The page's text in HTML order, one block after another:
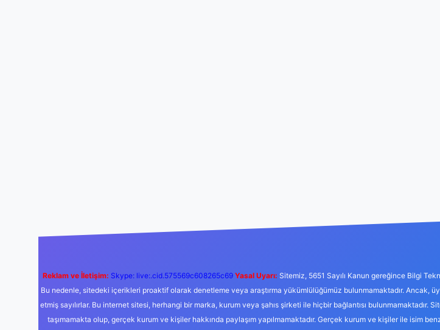
Reklam ve İletişim: Skype: live:.cid.575569c608265c69 Yasal Uyarı: Sitemiz, 5651 Sayılı Kanun gereğince Bilgi
Bu nedenle, sitedeki içerikleri proaktif olarak denetleme veya araştırma yükümlülüğümüz bulunmamaktadır. Ancak,
etmiş sayılırlar. Bu internet sitesi, herhangi bir marka, kurum veya şahıs şirketi ile hiçbir bağlantısı bulunmamaktadır.
taşımamakta olup, gerçek kurum ve kişiler hakkında paylaşım yapılmamaktadır. Gerçek kurum ve kişiler ile isim